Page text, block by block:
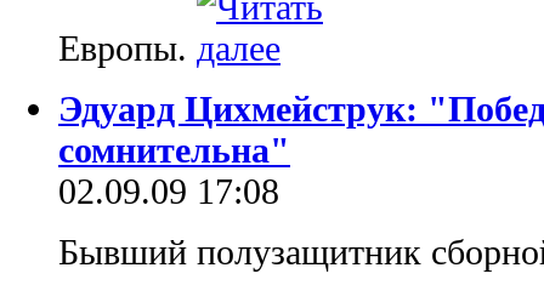
Европы.
Эдуард Цихмейструк:
сомнительна"
02.09.09 17:08
Бывший полузащитник